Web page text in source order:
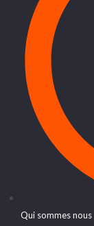
Qui sommes nous